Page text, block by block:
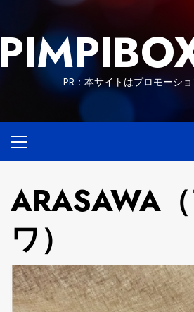
content
PR：本サイトはプロモーシ
Menu
ARASAWA
ワ）